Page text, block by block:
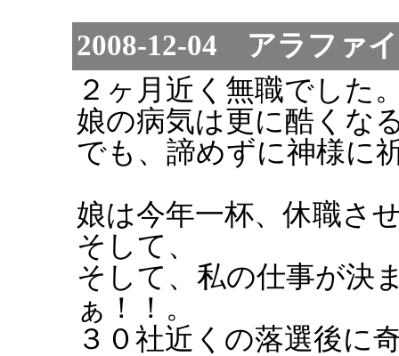
2008-12-04 アラファ
２ヶ月近く無職でした
娘の病気は更に酷くな
でも、諦めずに神様に
娘は今年一杯、休職さ
そして、
そして、私の仕事が決
ぁ！！。
３０社近くの落選後に